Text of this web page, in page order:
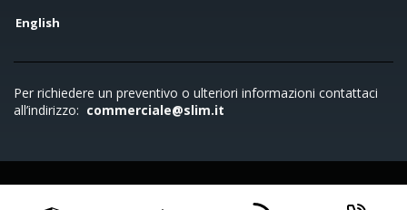
English
Per richiedere un preventivo o ulteriori informazioni contattaci
all’indirizzo: commerciale@slim.it